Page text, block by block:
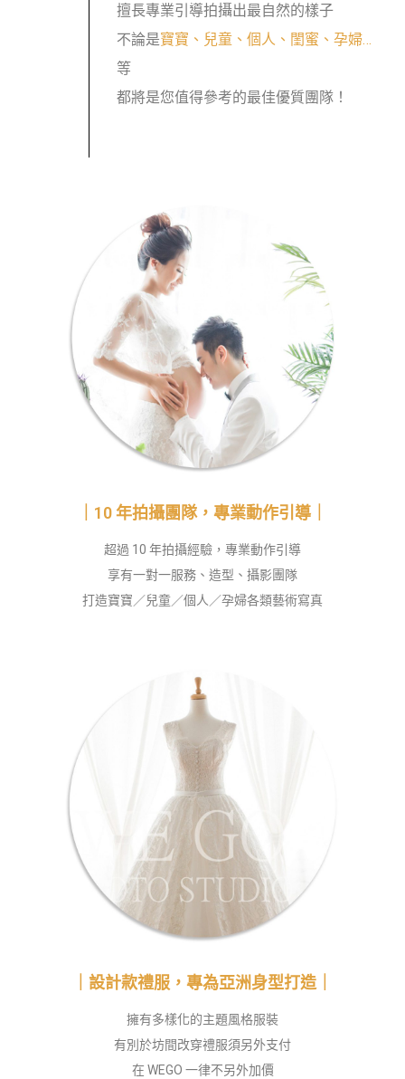
擅長專業引導拍攝出最自然的樣子
不論是寶寶、兒童、個人、閨蜜、孕婦…
等
都將是您值得參考的最佳優質團隊！
｜10 年拍攝團隊，專業動作引導｜
超過 10 年拍攝經驗，專業動作引導
享有一對一服務、造型、攝影團隊
打造寶寶／兒童／個人／孕婦各類藝術寫真
｜設計款禮服，專為亞洲身型打造｜
擁有多樣化的主題風格服裝
有別於坊間改穿禮服須另外支付
在 WEGO 一律不另外加價